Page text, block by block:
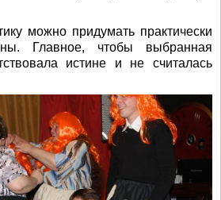
можно придумать практически
Главное, чтобы выбранная
истине и не считалась